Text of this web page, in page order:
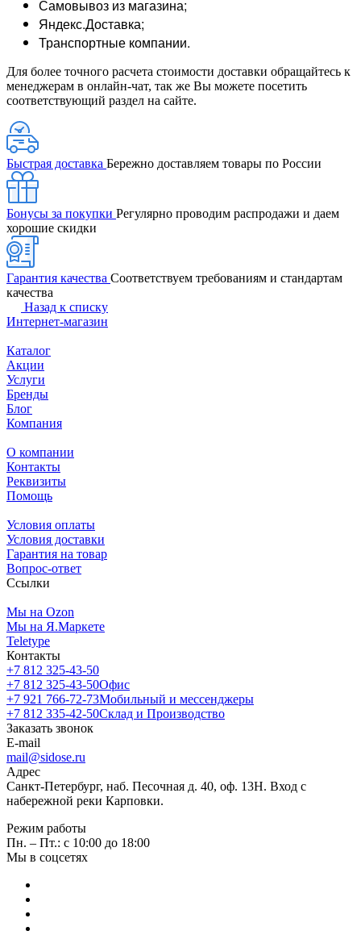
Самовывоз из магазина;
Яндекс.Доставка;
Транспортные компании.
Для более точного расчета стоимости доставки обращайтесь к
менеджерам в онлайн-чат, так же Вы можете посетить
соответствующий раздел на сайте.
Быстрая доставка Бережно доставляем товары по России
Бонусы за покупки Регулярно проводим распродажи и даем
хорошие скидки
Гарантия качества Соответствуем требованиям и стандартам
качества
Назад к списку
Интернет-магазин
Каталог
Акции
Услуги
Бренды
Блог
Компания
О компании
Контакты
Реквизиты
Помощь
Условия оплаты
Условия доставки
Гарантия на товар
Вопрос-ответ
Ссылки
Мы на Ozon
Мы на Я.Маркете
Teletype
Контакты
+7 812 325-43-50
+7 812 325-43-50Офис
+7 921 766-72-73Мобильный и мессенджеры
+7 812 335-42-50Склад и Производство
Заказать звонок
E-mail
mail@sidose.ru
Адрес
Санкт-Петербург, наб. Песочная д. 40, оф. 13Н. Вход с
набережной реки Карповки.
Режим работы
Пн. – Пт.: с 10:00 до 18:00
Мы в соцсетях